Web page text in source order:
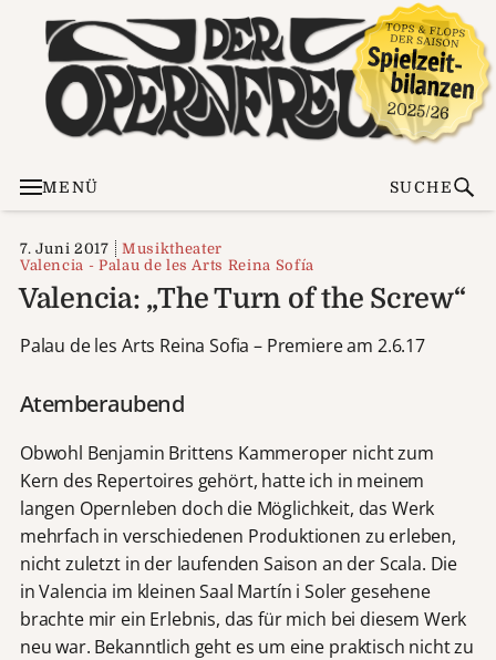
MENÜ SUCHE
7. Juni 2017
Musiktheater
Valencia - Palau de les Arts Reina Sofía
Valencia: „The Turn of the Screw“
Palau de les Arts Reina Sofia – Premiere am 2.6.17
Atemberaubend
Obwohl Benjamin Brittens Kammeroper nicht zum
Kern des Repertoires gehört, hatte ich in meinem
langen Opernleben doch die Möglichkeit, das Werk
mehrfach in verschiedenen Produktionen zu erleben,
nicht zuletzt in der laufenden Saison an der Scala. Die
in Valencia im kleinen Saal Martín i Soler gesehene
brachte mir ein Erlebnis, das für mich bei diesem Werk
neu war. Bekanntlich geht es um eine praktisch nicht zu